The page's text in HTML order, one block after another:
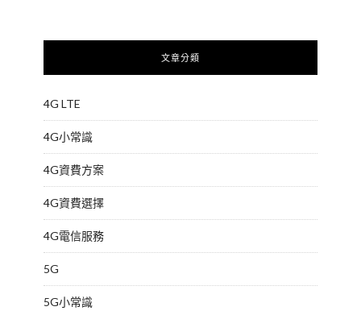
文章分類
4G LTE
4G小常識
4G資費方案
4G資費選擇
4G電信服務
5G
5G小常識